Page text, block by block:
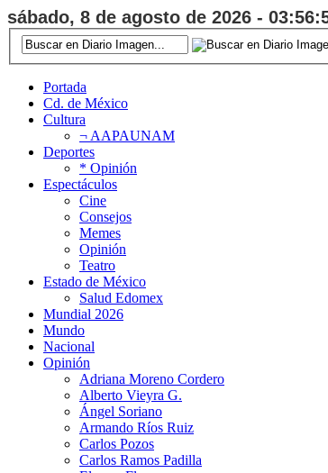
sábado, 8 de agosto de 2026 -
Portada
Cd. de México
Cultura
¬ AAPAUNAM
Deportes
* Opinión
Espectáculos
Cine
Consejos
Memes
Opinión
Teatro
Estado de México
Salud Edomex
Mundial 2026
Mundo
Nacional
Opinión
Adriana Moreno Cordero
Alberto Vieyra G.
Ángel Soriano
Armando Ríos Ruiz
Carlos Pozos
Carlos Ramos Padilla